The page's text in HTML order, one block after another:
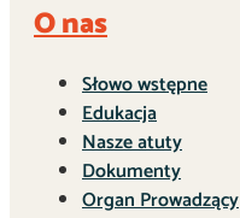
O nas
Słowo wstępne
Edukacja
Nasze atuty
Dokumenty
Organ Prowadzący